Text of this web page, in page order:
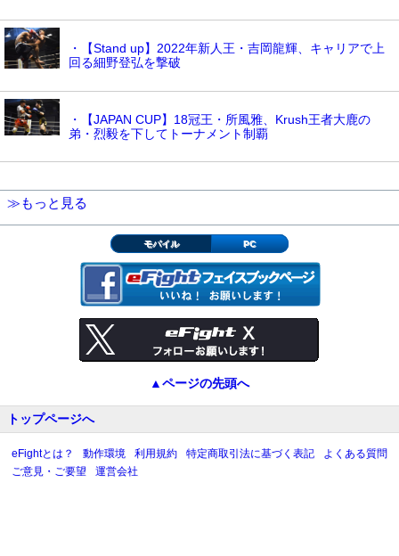
・【Stand up】2022年新人王・吉岡龍輝、キャリアで上
回る細野登弘を撃破
・【JAPAN CUP】18冠王・所風雅、Krush王者大鹿の
弟・烈毅を下してトーナメント制覇
≫もっと見る
モバイル PC
▲ページの先頭へ
トップページへ
eFightとは？ 動作環境 利用規約 特定商取引法に基づく表記
よくある質問
ご意見・ご要望
運営会社